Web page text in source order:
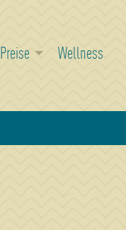
Preise Wellness